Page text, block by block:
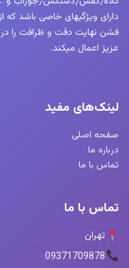
دارای ویژگیهای خاصی باشد
فشن نهایت دقت و ظرافت را در
عزیز اعمال میکند.
لینک‌های مفید
صفحه اصلی
درباره ما
تماس با ما
تماس با ما
تهران
09371709878